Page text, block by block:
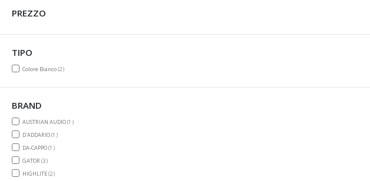
PREZZO
TIPO
Colore Bianco2items
BRAND
AUSTRIAN AUDIO1item
D'ADDARIO1item
DA-CAPPO1item
GATOR 3items
HIGHLITE2items